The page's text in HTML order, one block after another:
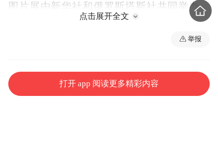
图片展由新华社和俄罗斯塔斯社共同举办，
生动呈现新时代以来两国元首之间的密切交
往，全面展现中俄睦邻友好合作迈出的坚实
蔡奇、丁薛祥、王毅参加。
点击展开全文
举报
打开 app 阅读更多精彩内容